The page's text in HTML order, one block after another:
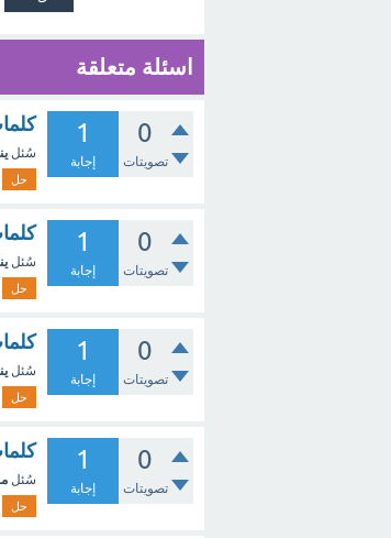
اسئلة متعلقة
0
تصويتات
1
إجابة
كلمات
سُئل
حل
0
تصويتات
1
إجابة
كلمات
سُئل
حل
0
تصويتات
1
إجابة
كلمات
سُئل
حل
0
تصويتات
1
إجابة
كلمات
سُئل
حل